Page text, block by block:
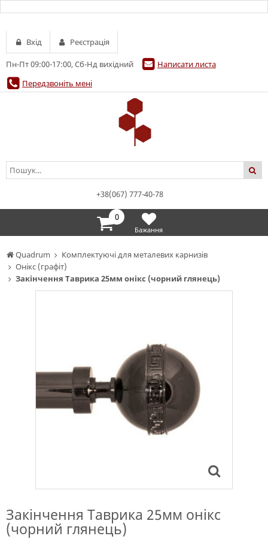
Quadrum
Комплектуючі для металевих карнизів
Онікс (графіт)
Закінчення Таврика 25мм онікс (чорний глянець)
Закінчення Таврика 25мм онікс
(чорний глянець)
Пн-Пт 09:00-17:00, Сб-Нд вихідний
Написати листа
Передзвоніть мені
Вхід Реєстрація
+38(067) 777-40-78
0
Бажання